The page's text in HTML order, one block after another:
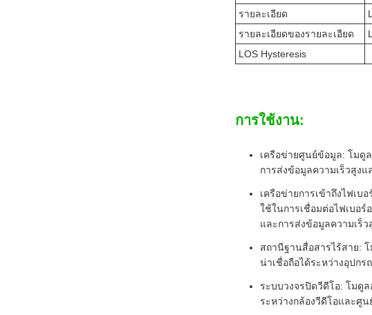
รายละเอียด
รายละเอียดของรายละเอียด
LOS Hysteresis
การใช้งาน:
เครือข่ายศูนย์ข้อมูล: โมดูล
การส่งข้อมูลความเร็วสูง
เครือข่ายการเข้าถึงไฟเบ
ใช้ในการเชื่อมต่อไฟเบอร์
และการส่งข้อมูลความเร็ว
สถานีฐานสื่อสารไร้สาย:
น่าเชื่อถือได้ระหว่างอุปก
ระบบวงจรปิดวีดีโอ: โมดู
ระหว่างกล้องวีดีโอและศู